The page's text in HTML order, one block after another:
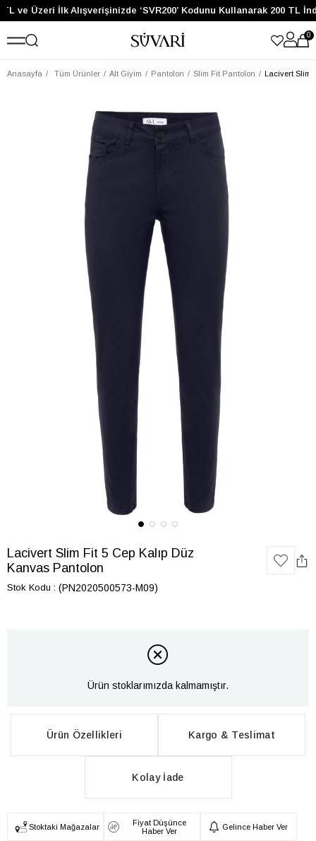
ve Üzeri İlk Alışverişinizde ‘SVR200’ Kodunu Kullanarak 200 TL
0
Anasayfa Tüm Ürünler Alt Giyim Pantolon Slim Fit Pantolon Lacivert Slim
Lacivert Slim Fit 5 Cep Kalıp Düz
Kanvas Pantolon
Stok Kodu (PN2020500573-M09)
Ürün stoklarımızda kalmamıştır.
Ürün Özellikleri Kargo & Teslimat
Kolay İade
Stoktaki Mağazalar
Fiyat Düşünce
Haber Ver
Gelince Haber Ver